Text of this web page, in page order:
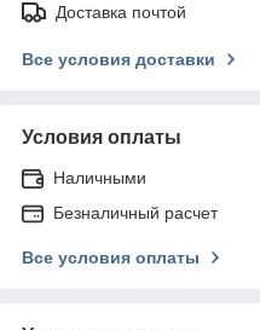
Доставка почтой
Все условия доставки
Условия оплаты
Наличными
Безналичный расчет
Все условия оплаты